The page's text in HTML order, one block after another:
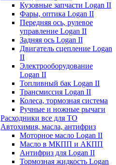
Кузовные запчасти Logan II
Фары, оптика Logan II
Передняя ось, рулевое
управление Logan II
Задняя ось Logan II
Двигатель сцепление Logan
II
Электрооборудование
Logan II
Топливный бак Logan II
Трансмиссия Logan II
Колеса, тормозная система
Ручные и ножные рычаги
Расходники все для ТО
Автохимия, масла, антифриз
Моторное масло Logan II
Масло в МКПП и АКПП
Антифриз для Logan II
Тормозная жидкость Logan